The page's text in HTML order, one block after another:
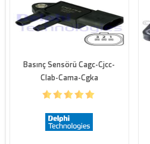
den itibaren basinç [Pa]
e kadar basinç [Pa]
Basınç Sensörü Cagc-Cjcc-
Clab-Cama-Cgka